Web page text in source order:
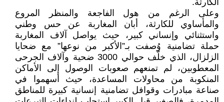
الكارثة.
وعلى الرغم من هول الفاجعة والمنظر المروع
والمأساوي للكارثة، أبان المغاربة عن حس وطني
واستثنائي وإنساني كبير، حيث يواصل آلاف المغاربة
حملة تضامنية وُصفت بـ”الأكبر من نوعها” مع ضحايا
الزلزال، الذي خلّف حوالي 3000 ضحية وآلاف الجرحى
المعطوبين، لم تمنعهم صعوبات الوصول إلى الأماكن
المنكوبة من محاولات المساعدة، حيث أسهموا في
صناعة مبادرات وقوافل تضامنية إنسانية كبيرة للمناطق